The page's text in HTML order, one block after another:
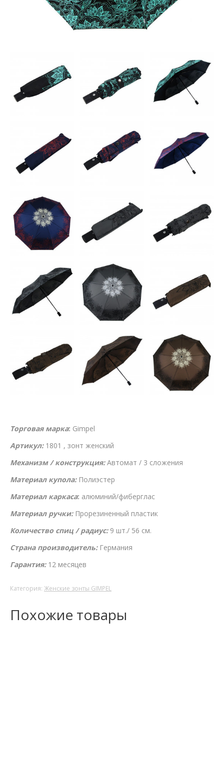
Торговая марка: Gimpel
Артикул: 1801 , зонт женский
Механизм / конструкция:Автомат / 3 сложения
Материал купола: Полиэстер
Материал каркаса: алюминий/фиберглас
Материал ручки:Прорезиненный пластик
Количество спиц / радиус:9 шт./ 56 см.
Страна производитель:Германия
Гарантия: 12 месяцев
Категория: Женские зонты GIMPEL
Похожие товары